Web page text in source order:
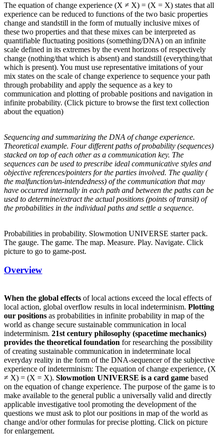
The equation of change experience (X ≠ X) = (X = X) states that all
experience can be reduced to functions of the two basic properties
change and standstill in the form of mutually inclusive mixes of
these two properties and that these mixes can be interpreted as
quantifiable fluctuating positions (something/DNA) on an infinite
scale defined in its extremes by the event horizons of respectively
change (nothing/that which is absent) and standstill (everything/that
which is present). You must use representative imitations of your
mix states on the scale of change experience to sequence your path
through probability and apply the sequence as a key to
communication and plotting of probable positions and navigation in
infinite probability. (Click picture to browse the first text collection
about the equation)
Sequencing and summarizing the DNA of change experience.
Theoretical example. Four different paths of probability (sequences)
stacked on top of each other as a communication key. The
sequences can be used to prescribe ideal communicative styles and
objective references/pointers for the parties involved. The quality (
the malfunction/un-intendedness) of the communication that may
have occurred internally in each path and between the paths can be
used to determine/extract the actual positions (points of transit) of
the probabilities in the individual paths and settle a sequence.
Probabilities in probability. Slowmotion UNIVERSE starter pack.
The gauge. The game. The map. Measure. Play. Navigate. Click
picture to go to game-post.
Posted
Overview
When the global effects of local actions exceed the local effects of
local action, global overflow results in local indeterminism. Plotting
our positions as probabilities in infinite probability in map of the
world as change secure sustainable communication in local
indeterminism. 21st century philosophy (spacetime mechanics)
provides the theoretical foundation for researching the possibility
of creating sustainable communication in indeterminate local
everyday reality in the form of the DNA-sequencer of the subjective
experience of indeterminism: The equation of change experience, (X
≠ X) = (X = X). Slowmotion UNIVERSE is a card game based
on the equation of change experience. The purpose of the game is to
make available to the general public a universally valid and directly
applicable investigative tool promoting the development of the
questions we must ask to plot our positions in map of the world as
change and/or other formulas for precise plotting. Click on picture
for enlargement.